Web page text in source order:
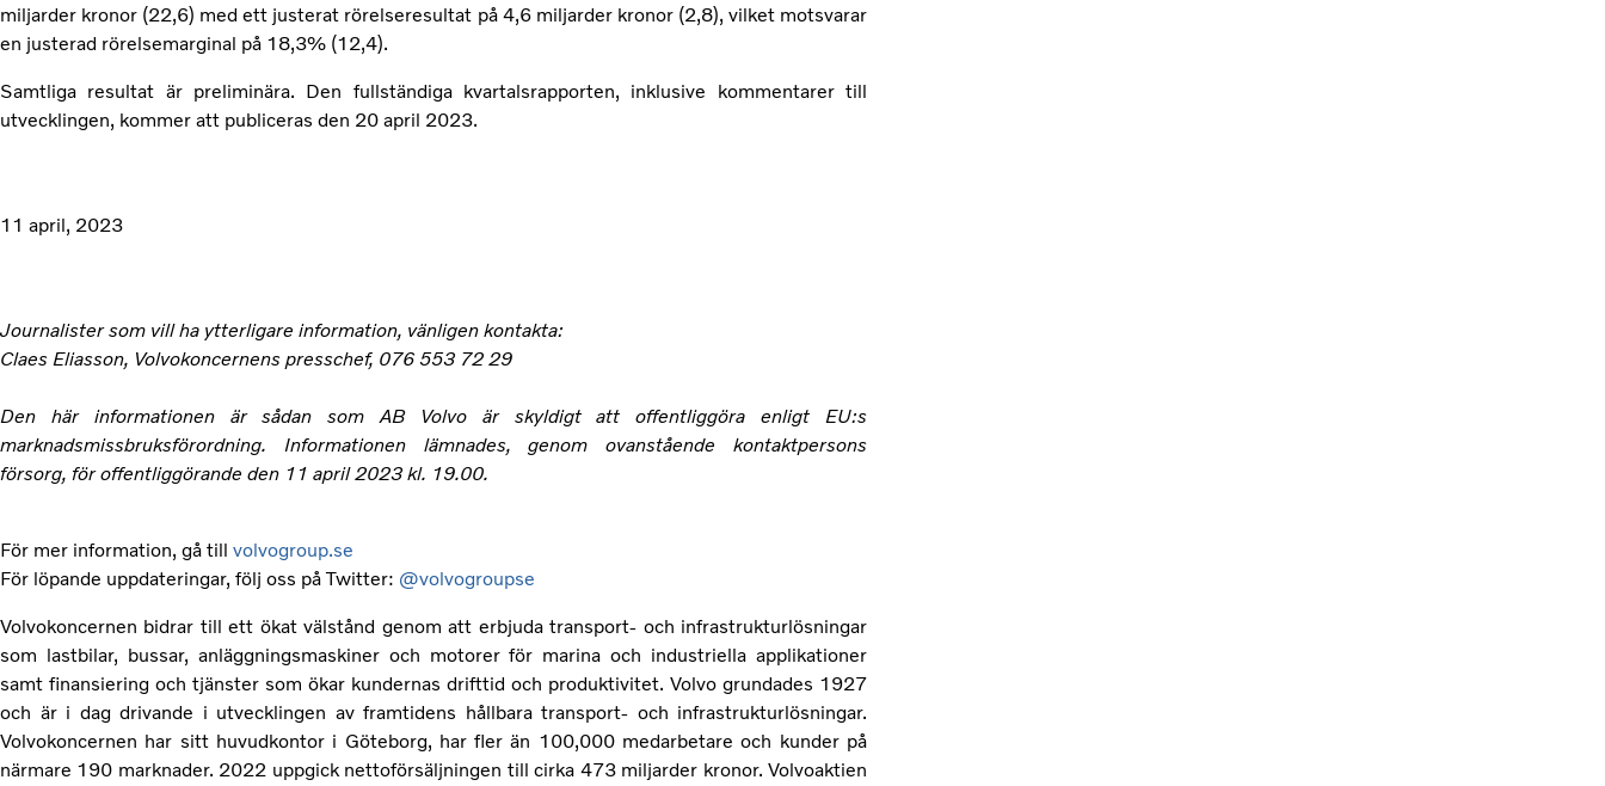
miljarder kronor (22,6) med ett justerat rörelseresultat på 4,6 miljarder kronor (2,8), vilket motsvarar
en justerad rörelsemarginal på 18,3% (12,4).
Samtliga resultat är preliminära. Den fullständiga kvartalsrapporten, inklusive kommentarer till
utvecklingen, kommer att publiceras den 20 april 2023.
11 april, 2023
Journalister som vill ha ytterligare information, vänligen kontakta:
Claes Eliasson, Volvokoncernens presschef, 076 553 72 29
Den här informationen är sådan som AB Volvo är skyldigt att offentliggöra enligt EU:s
marknadsmissbruksförordning. Informationen lämnades, genom ovanstående kontaktpersons
försorg, för offentliggörande den 11 april 2023 kl. 19.00.
För mer information, gå till volvogroup.se
För löpande uppdateringar, följ oss på Twitter: @volvogroupse
Volvokoncernen bidrar till ett ökat välstånd genom att erbjuda transport- och infrastrukturlösningar
som lastbilar, bussar, anläggningsmaskiner och motorer för marina och industriella applikationer
samt finansiering och tjänster som ökar kundernas drifttid och produktivitet. Volvo grundades 1927
och är i dag drivande i utvecklingen av framtidens hållbara transport- och infrastrukturlösningar.
Volvokoncernen har sitt huvudkontor i Göteborg, har fler än 100,000 medarbetare och kunder på
närmare 190 marknader. 2022 uppgick nettoförsäljningen till cirka 473 miljarder kronor. Volvoaktien